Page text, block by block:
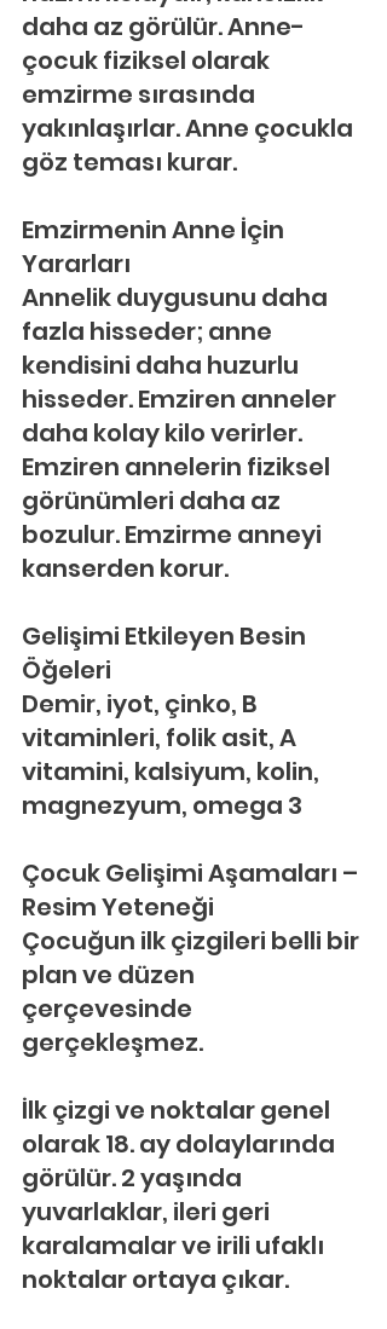
daha az görülür. Anne-
çocuk fiziksel olarak
emzirme sırasında
yakınlaşırlar. Anne çocukla
göz teması kurar.
Emzirmenin Anne İçin
Yararları
Annelik duygusunu daha
fazla hisseder; anne
kendisini daha huzurlu
hisseder. Emziren anneler
daha kolay kilo verirler.
Emziren annelerin fiziksel
görünümleri daha az
bozulur. Emzirme anneyi
kanserden korur.
Gelişimi Etkileyen Besin
Öğeleri
Demir, iyot, çinko, B
vitaminleri, folik asit, A
vitamini, kalsiyum, kolin,
magnezyum, omega 3
Çocuk Gelişimi Aşamaları –
Resim Yeteneği
Çocuğun ilk çizgileri belli bir
plan ve düzen
çerçevesinde
gerçekleşmez.
İlk çizgi ve noktalar genel
olarak 18. ay dolaylarında
görülür. 2 yaşında
yuvarlaklar, ileri geri
karalamalar ve irili ufaklı
noktalar ortaya çıkar.